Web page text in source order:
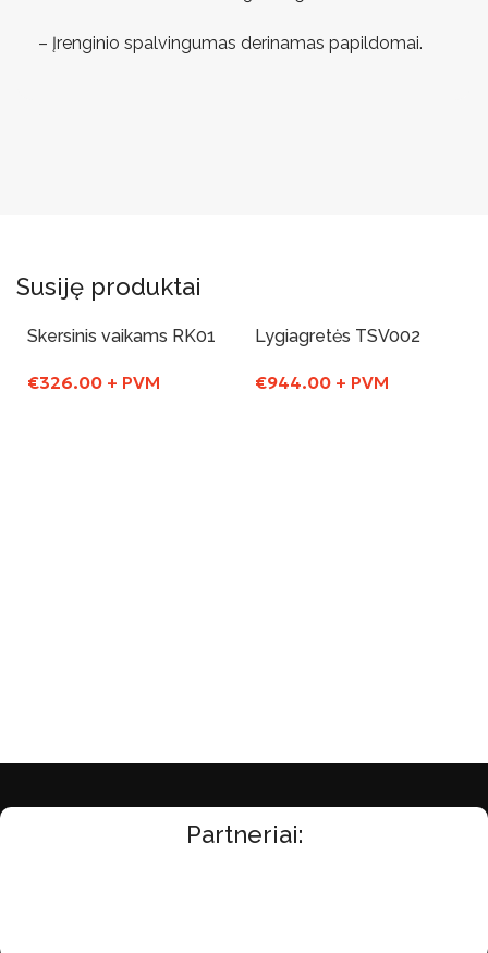
– Įrenginio spalvingumas derinamas papildomai.
Susiję produktai
Skersinis vaikams RK01
€326.00 + PVM
Lygiagretės TSV002
€944.00 + PVM
Partneriai: